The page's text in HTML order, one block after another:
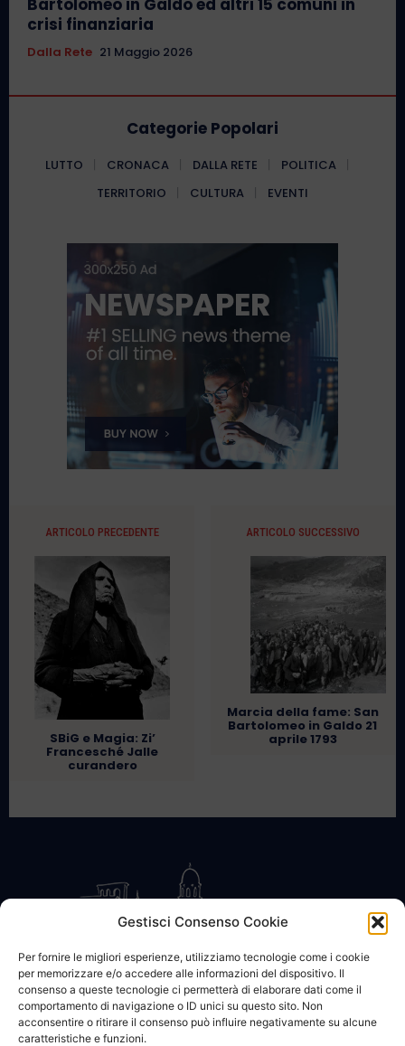
Gestisci Consenso Cookie
Per fornire le migliori esperienze, utilizziamo tecnologie come i cookie
per memorizzare e/o accedere alle informazioni del dispositivo. Il
consenso a queste tecnologie ci permetterà di elaborare dati come il
comportamento di navigazione o ID unici su questo sito. Non
acconsentire o ritirare il consenso può influire negativamente su alcune
caratteristiche e funzioni.
Bartolomeo in Galdo ed altri 15 comuni in
crisi finanziaria
Dalla Rete 21 Maggio 2026
Categorie Popolari
LUTTO CRONACA DALLA RETE
POLITICA
TERRITORIO
CULTURA EVENTI
ARTICOLO PRECEDENTE
SBiG e Magia: Zi’
Francesché Jalle
curandero
ARTICOLO SUCCESSIVO
Marcia della fame: San
Bartolomeo in Galdo 21
aprile 1793
CONTATTACI COOKIE POLICY PRIVACY